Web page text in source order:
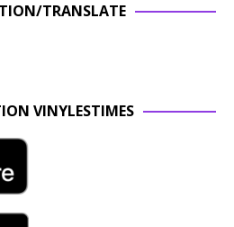
TRANSLATE
VINYLESTIMES